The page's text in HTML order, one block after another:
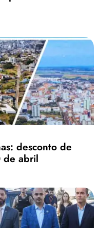
desconto de
de abril